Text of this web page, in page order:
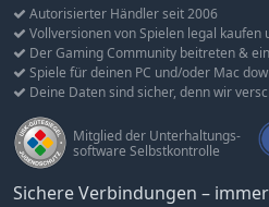
Autorisierter Händler seit 2006
Vollversionen von Spielen legal kaufen
Der Gaming Community beitreten &
Spiele für deinen PC und/oder Mac
Deine Daten sind sicher, denn wir
Mitglied der Unterhaltungs-
software Selbstkontrolle
Sichere Verbindungen –